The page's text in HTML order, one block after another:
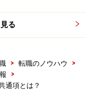
る
> 転職のノウハウ
>
>
通項とは？